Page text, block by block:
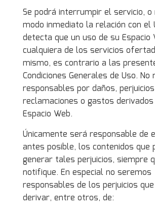
Se podrá interrumpir el servicio,
modo inmediato la relación con el
detecta que un uso de su Espacio
cualquiera de los servicios
mismo, es contrario a las
Condiciones Generales de Uso. No
responsables por daños,
reclamaciones o gastos
Espacio Web.
Únicamente será responsable de
antes posible, los contenidos que
generar tales perjuicios, siempre
notifique. En especial no seremos
responsables de los perjuicios
derivar, entre otros, de: